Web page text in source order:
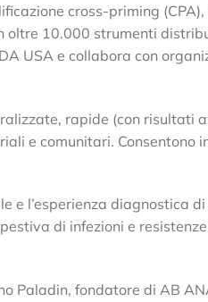
cross-priming
oltre 10.000 strumenti
USA e collabora con
rapide (con risultati
e comunitari. Consentono
l’esperienza diagnostica di
di infezioni e
Paladin, fondatore di AB